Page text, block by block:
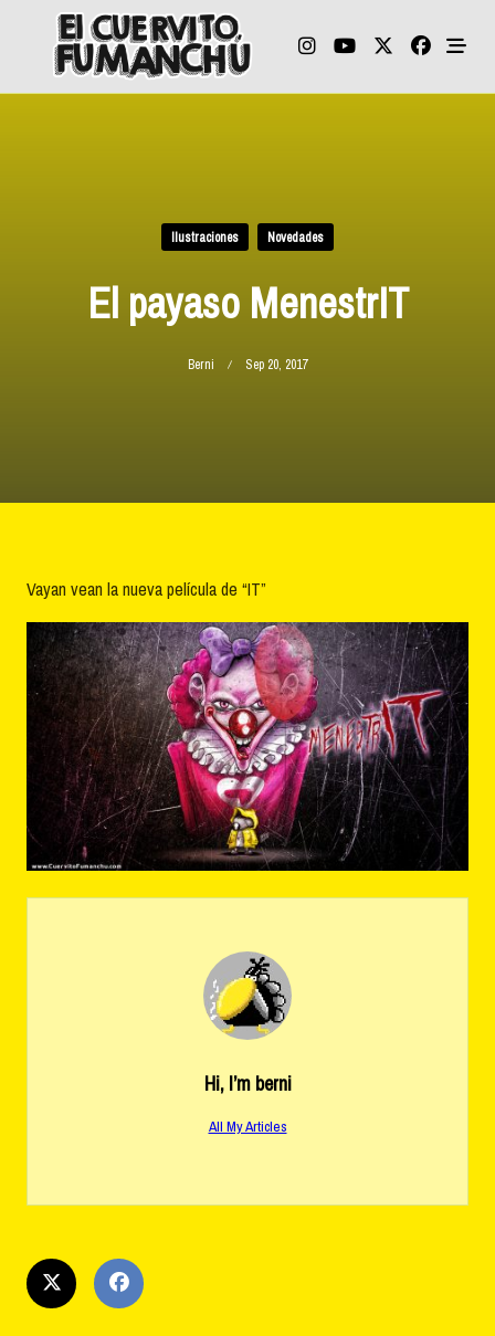
content
Ilustraciones Novedades
El payaso MenestrIT
Berni Sep 20, 2017
Vayan vean la nueva película de “IT”
Hi, I’m berni
All My Articles